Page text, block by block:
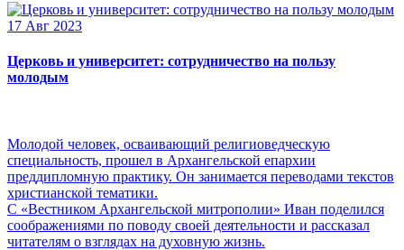
17 Авг 2023
Церковь и университет: сотрудничество на пользу
молодым
Молодой человек, осваивающий религиоведческую
специальность, прошел в Архангельской епархии
преддипломную практику. Он занимается переводами текстов
христианской тематики.
С «Вестником Архангельской митрополии» Иван поделился
соображениями по поводу своей деятельности и рассказал
читателям о взглядах на духовную жизнь.